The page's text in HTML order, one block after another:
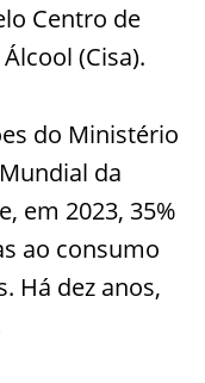
Centro de
(Cisa).
do Ministério
da
em 2023, 35%
ao consumo
Há dez anos,